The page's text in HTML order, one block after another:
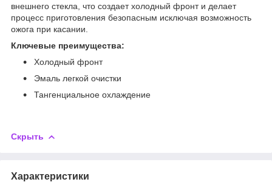
внешнего стекла, что создает холодный фронт и делает
процесс приготовления безопасным исключая возможность
ожога при касании.
Ключевые преимущества:
Холодный фронт
Эмаль легкой очистки
Тангенциальное охлаждение
Скрыть
Характеристики